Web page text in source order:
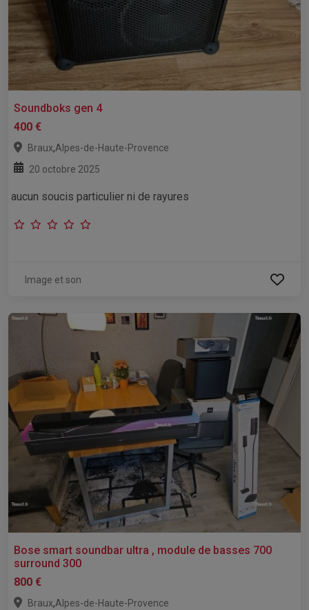
Soundboks gen 4
400 €
Braux,Alpes-de-Haute-Provence
20 octobre 2025
aucun soucis particulier ni de rayures
Image et son
Bose smart soundbar ultra , module de basses 700
surround 300
800 €
Braux,Alpes-de-Haute-Provence